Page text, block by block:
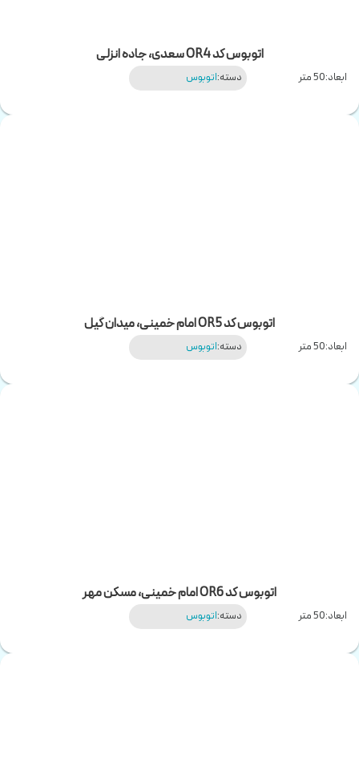
اتوبوس کد OR4 سعدی، جاده انزلی
ابعاد:50 متر دسته:اتوبوس
اتوبوس کد OR5 امام خمینی، میدان گیل
ابعاد:50 متر دسته:اتوبوس
اتوبوس کد OR6 امام خمینی، مسکن مهر
ابعاد:50 متر دسته:اتوبوس